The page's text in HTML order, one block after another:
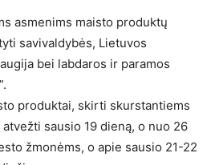
asmenims maisto produktų
savivaldybės, Lietuvos
bei labdaros ir paramos
produktai, skirti skurstantiems
sausio 19 dieną, o nuo 26
žmonėms, o apie sausio 21-22